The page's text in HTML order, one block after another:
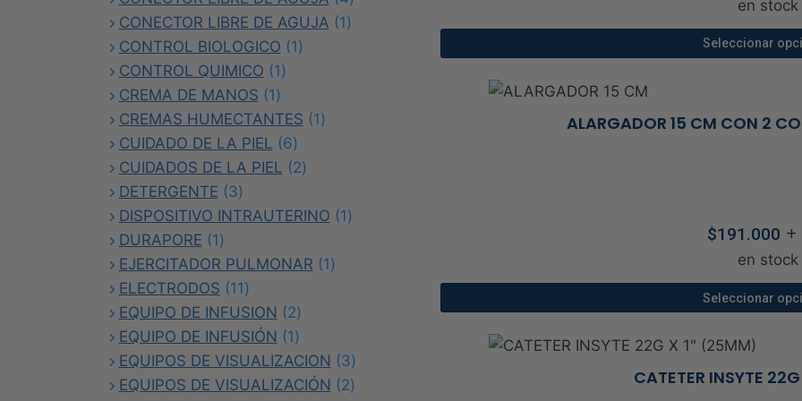
en
de
en stock
Seleccionar
tiene
se
en
de
ALARGADOR 15 CM CON 2
$191.000 +
en stock
Seleccionar
tiene
CATETER INSYTE
productos
CONECTOR LIBRE DE AGUJA 11
CONTROL BIOLOGICO 11
CONTROL QUIMICO 11
producto
CREMA DE MANOS 11
producto
CREMAS HUMECTANTES 11
CUIDADO DE LA PIEL 66
productos
CUIDADOS DE LA PIEL 22
DETERGENTE 33
productos
DISPOSITIVO INTRAUTERINO 11
DURAPORE 11
producto
EJERCITADOR PULMONAR 11
ELECTRODOS 1111
productos
EQUIPO DE INFUSION 22
productos
EQUIPO DE INFUSIÓN 11
producto
EQUIPOS DE VISUALIZACION 33
productos
EQUIPOS DE VISUALIZACIÓN 22